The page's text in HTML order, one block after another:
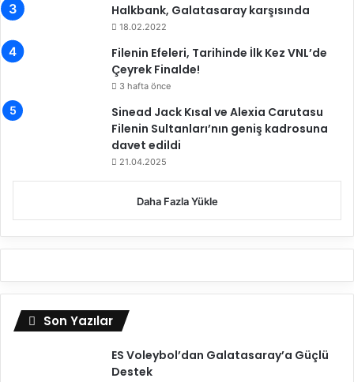
e
l
i
h
ğ
r
y
a
e
Halkbank, Galatasaray karşısında
18.02.2022
Filenin Efeleri, Tarihinde İlk Kez VNL’de
Çeyrek Finalde!
3 hafta önce
Sinead Jack Kısal ve Alexia Carutasu
Filenin Sultanları’nın geniş kadrosuna
davet edildi
21.04.2025
Daha Fazla Yükle
Son Yazılar
ES Voleybol’dan Galatasaray’a Güçlü
Destek